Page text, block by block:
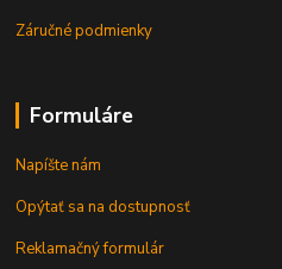
Záručné podmienky
Formuláre
Napíšte nám
Opýtať sa na dostupnosť
Reklamačný formulár